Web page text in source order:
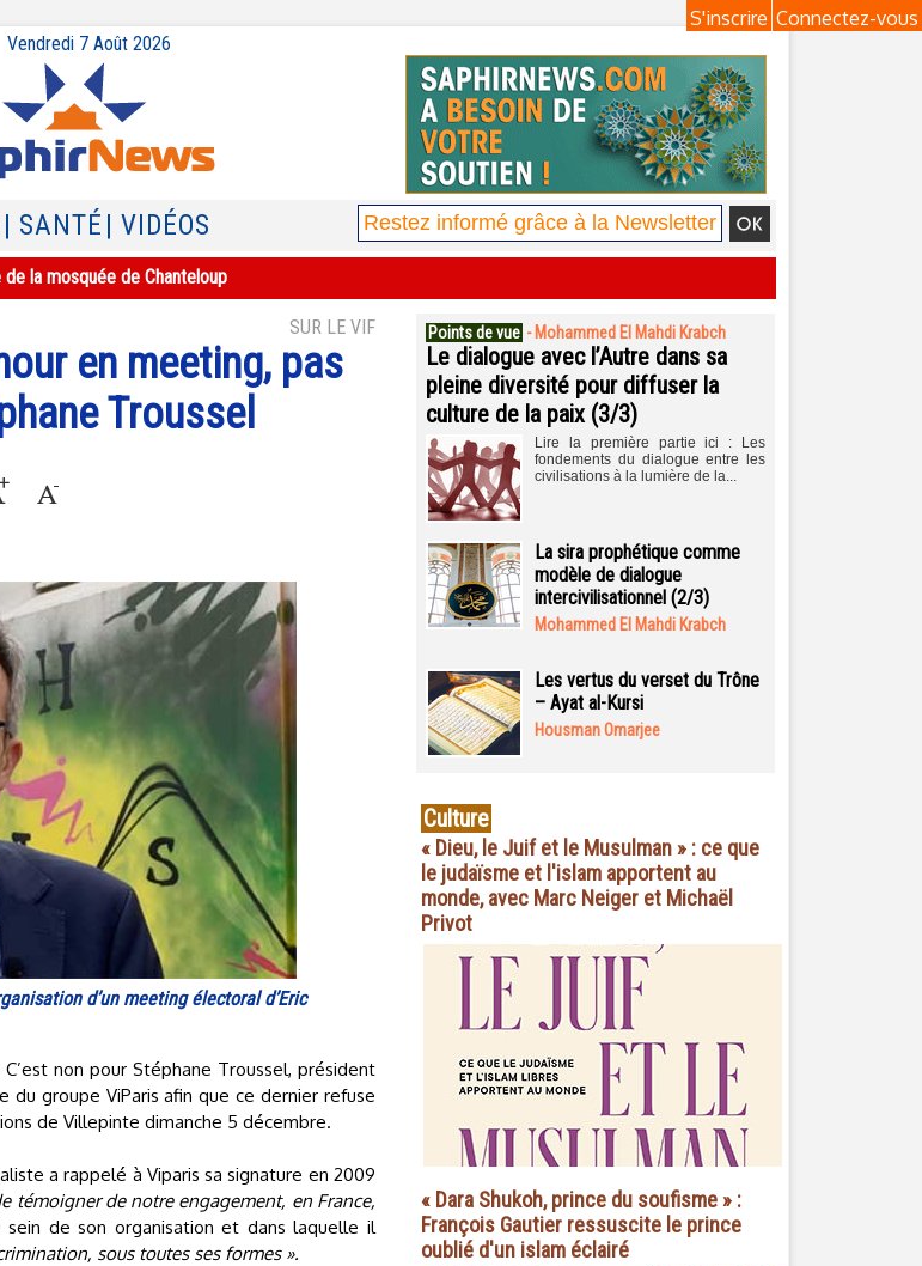
Connectez-vous
S'inscrire
Vendredi 7 Août 2026
| SANTÉ | VIDÉOS
la mosquée de Chanteloup
SUR LE VIF
en meeting, pas
Troussel
d’un meeting électoral d’Eric
non pour Stéphane Troussel, président
du groupe ViParis afin que ce dernier refuse
de Villepinte dimanche 5 décembre.
a rappelé à Viparis sa signature en 2009
témoigner de notre engagement, en France,
de son organisation et dans laquelle il
sous toutes ses formes ».
Points de vue - Mohammed El Mahdi Krabch
Le dialogue avec l’Autre dans sa
pleine diversité pour diffuser la
culture de la paix (3/3)
Lire la première partie ici : Les
fondements du dialogue entre les
civilisations à la lumière de la...
La sira prophétique comme
modèle de dialogue
intercivilisationnel (2/3)
Mohammed El Mahdi Krabch
Les vertus du verset du Trône
– Ayat al-Kursi
Housman Omarjee
Culture
« Dieu, le Juif et le Musulman » : ce que
le judaïsme et l'islam apportent au
monde, avec Marc Neiger et Michaël
Privot
« Dara Shukoh, prince du soufisme » :
François Gautier ressuscite le prince
oublié d'un islam éclairé